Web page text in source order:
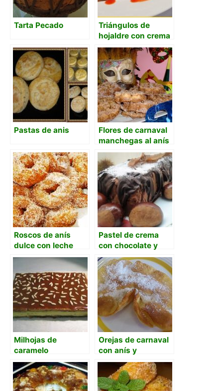
Tarta Pecado
Triángulos de
hojaldre con crema
de fresas
Pastas de anis
Flores de carnaval
manchegas al anís
Roscos de anís
dulce con leche
Pastel de crema
con chocolate y
crema de orujo
Milhojas de
caramelo
Orejas de carnaval
con anís y
mantequilla
(tradicional y
Thermomix)